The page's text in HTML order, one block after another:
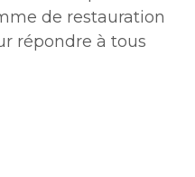
de restauration
répondre à tous